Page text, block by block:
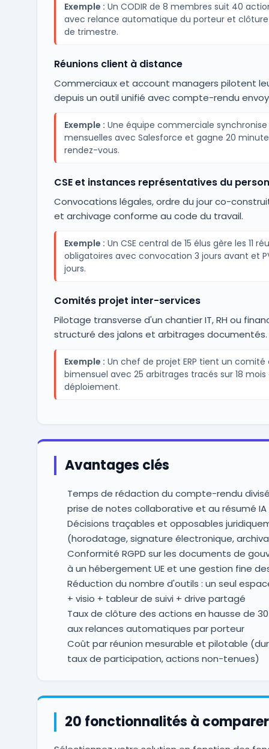
Exemple : Un CODIR de 8 membres suit 40
avec relance automatique du porteur et
de trimestre.
Réunions client à distance
Commerciaux et account managers pilotent
depuis un outil unifié avec compte-rendu
Exemple : Une équipe commerciale
mensuelles avec Salesforce et gagne 20
rendez-vous.
CSE et instances représentatives du
Convocations légales, ordre du jour co-
et archivage conforme au code du travail.
Exemple : Un CSE central de 15 élus gère les 11
obligatoires avec convocation 3 jours avant et
jours.
Comités projet inter-services
Pilotage transverse d'un chantier IT, RH ou
structuré des jalons et arbitrages documentés.
Exemple : Un chef de projet ERP tient un comité
bimensuel avec 25 arbitrages tracés sur 18 mois
déploiement.
Avantages clés
Temps de rédaction du compte-rendu
prise de notes collaborative et au résumé IA
Décisions traçables et opposables
(horodatage, signature électronique,
Conformité RGPD sur les documents de
à un hébergement UE et une gestion fine
Réduction du nombre d'outils : un seul
+ visio + tableur de suivi + drive partagé
Taux de clôture des actions en hausse de
aux relances automatiques par porteur
Coût par réunion mesurable et pilotable
taux de participation, actions non-tenues)
20 fonctionnalités à comparer